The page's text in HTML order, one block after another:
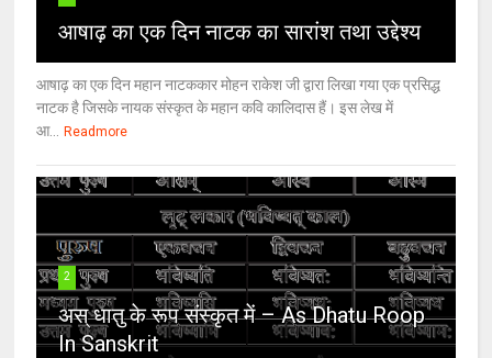
आषाढ़ का एक दिन नाटक का सारांश तथा उद्देश्य
आषाढ़ का एक दिन महान नाटककार मोहन राकेश जी द्वारा लिखा गया एक प्रसिद्ध
नाटक है जिसके नायक संस्कृत के महान कवि कालिदास हैं। इस लेख में
आ...
Readmore
2
अस् धातु के रूप संस्कृत में – As Dhatu Roop
In Sanskrit